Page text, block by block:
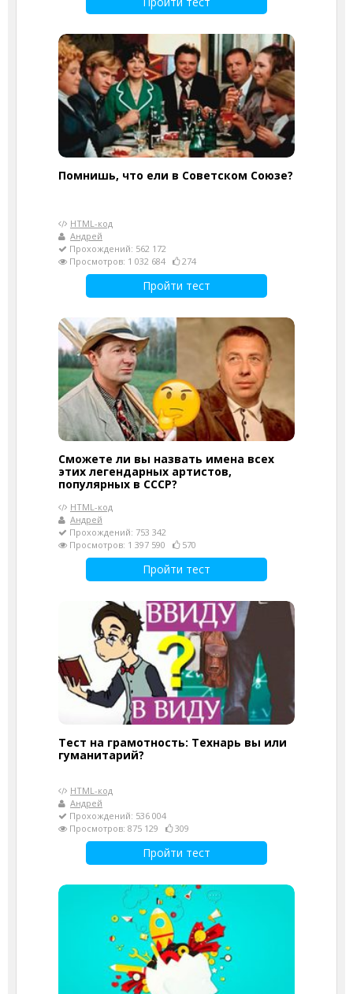
Помнишь, что ели в Советском Союзе?
HTML-код
Андрей
Прохождений: 562 172
Просмотров: 1 032 684
274
Пройти тест
Сможете ли вы назвать имена всех
этих легендарных артистов,
популярных в СССР?
HTML-код
Андрей
Прохождений: 753 342
Просмотров: 1 397 590
570
Пройти тест
Тест на грамотность: Технарь вы или
гуманитарий?
HTML-код
Андрей
Прохождений: 536 004
Просмотров: 875 129
309
Пройти тест